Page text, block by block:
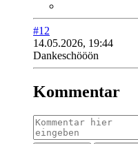
#12
14.05.2026, 19:44
Dankeschööön
Kommentar